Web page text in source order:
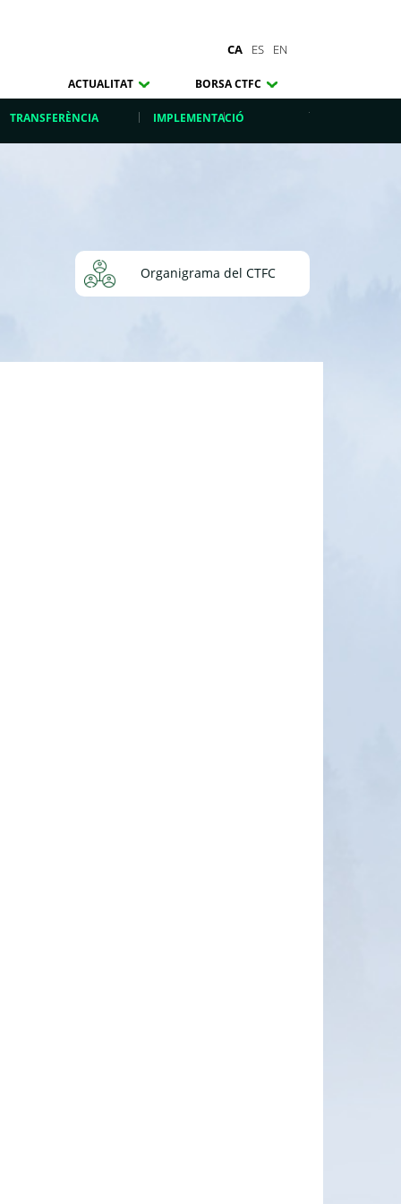
CA ES EN
ACTUALITAT BORSA CTFC
TRANSFERÈNCIA IMPLEMENTACIÓ
Organigrama del CTFC